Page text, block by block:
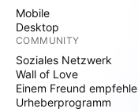
Mobile
Desktop
COMMUNITY
Soziales Netzwerk
Wall of Love
Einem Freund
Urheberprogramm